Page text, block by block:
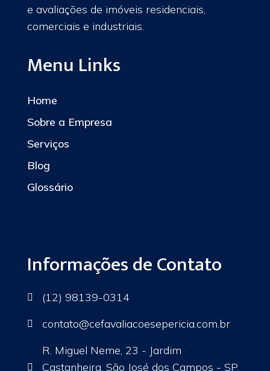
e avaliações de imóveis residenciais,
comerciais e industriais.
Menu Links
Home
Sobre a Empresa
Serviços
Blog
Glossário
Informações de Contato
 (12) 98139-0314
 contato@cefavaliacoesepericia.com.br

R. Miguel Neme, 23 - Jardim
Castanheira, São José dos Campos - SP,